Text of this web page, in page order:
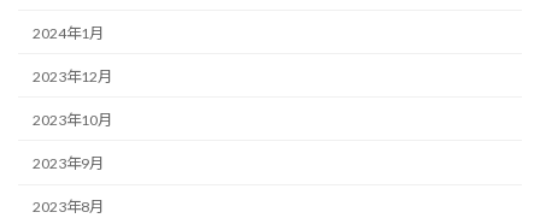
2024年1月
2023年12月
2023年10月
2023年9月
2023年8月